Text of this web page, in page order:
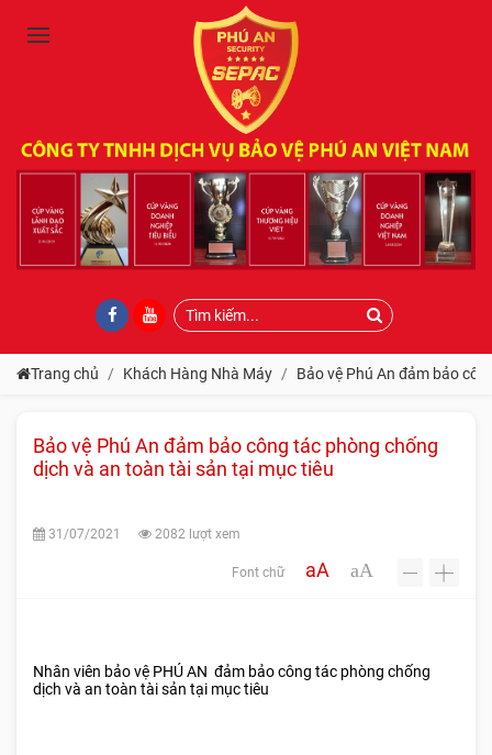
Trang chủ Khách Hàng Nhà Máy Bảo vệ Phú An đảm bảo
Bảo vệ Phú An đảm bảo công tác phòng chống
dịch và an toàn tài sản tại mục tiêu
31/07/2021 2082 lượt xem
Font chữ aA aA - +
Nhân viên bảo vệ PHÚ AN đảm bảo công tác phòng chống
dịch và an toàn tài sản tại mục tiêu